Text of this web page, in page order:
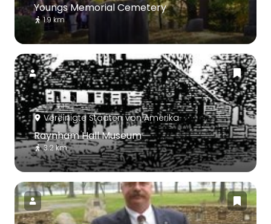
Youngs Memorial Cemetery
1.9 km
Vereinigte Staaten von Amerika
Raynham Hall Museum
3.2 km